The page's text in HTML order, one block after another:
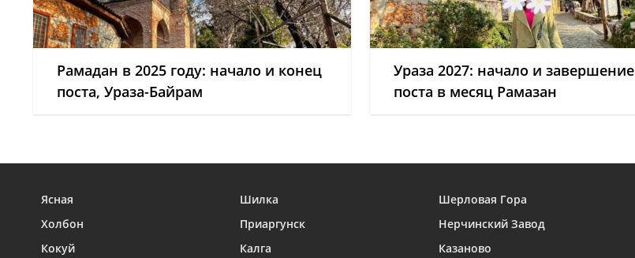
Рамадан в 2025 году: начало и конец
поста, Ураза-Байрам
Ураза 2027: начало и завершение
поста в месяц Рамазан
Ясная Шилка Шерловая Гора
Холбон
Приаргунск Нерчинский Завод
Кокуй
Калга Казаново